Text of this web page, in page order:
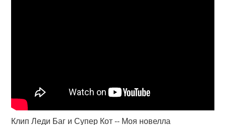
Клип Леди Баг и Супер Кот -- Моя новелла